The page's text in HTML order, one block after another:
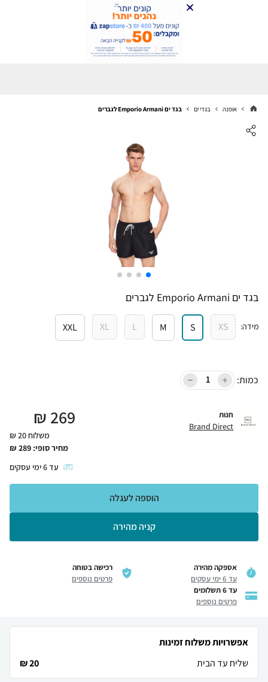
אופנה בגדי ים בגד ים Emporio Armani לגברים
בגד ים Emporio Armani לגברים
מידה:
XS
S
M
L
XL
XXL
כמות:
חנות
Brand Direct
269
₪
משלוח 20 ₪
מחיר סופי: 289
₪
עד6ימי עסקים
קניה מהירה
הוספה לעגלה
אספקה מהירה
עד 6 ימי עסקים
רכישה בטוחה
פרטים נוספים
עד 6 תשלומים
פרטים נוספים
אפשרויות משלוח זמינות
שליח עד הבית
20 ₪